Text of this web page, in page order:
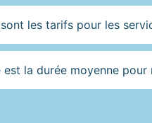
sont les tarifs pour les
est la durée moyenne